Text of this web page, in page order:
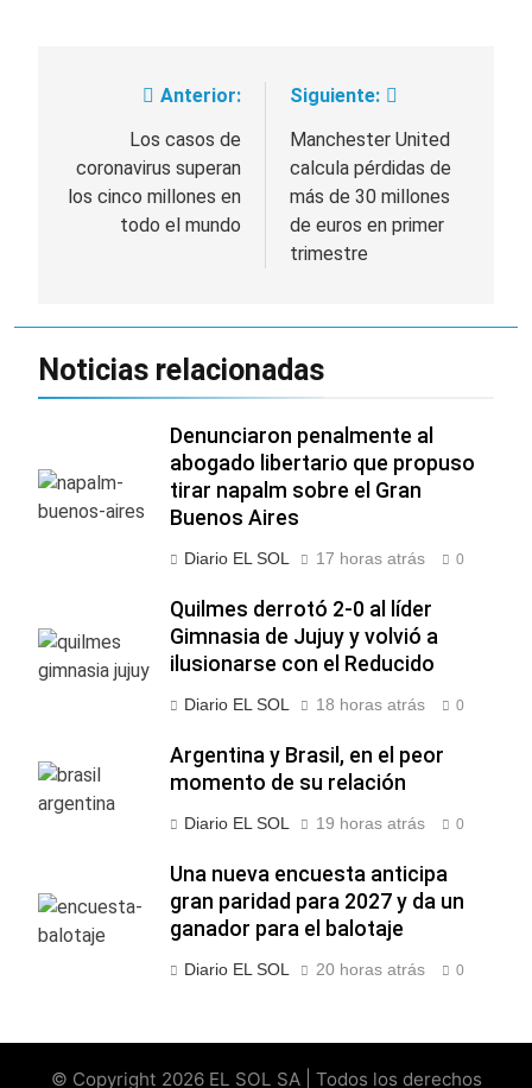
Navegación
entradas
Anterior:
Los casos de
coronavirus superan
los cinco millones en
todo el mundo
Siguiente:
Manchester United
calcula pérdidas de
más de 30 millones
de euros en primer
trimestre
Noticias relacionadas
Denunciaron penalmente al
abogado libertario que propuso
tirar napalm sobre el Gran
Buenos Aires
Diario EL SOL 17 horas atrás 0
Quilmes derrotó 2-0 al líder
Gimnasia de Jujuy y volvió a
ilusionarse con el Reducido
Diario EL SOL 18 horas atrás 0
Argentina y Brasil, en el peor
momento de su relación
Diario EL SOL 19 horas atrás 0
Una nueva encuesta anticipa
gran paridad para 2027 y da un
ganador para el balotaje
Diario EL SOL 20 horas atrás 0
© Copyright 2026 EL SOL SA | Todos los derechos